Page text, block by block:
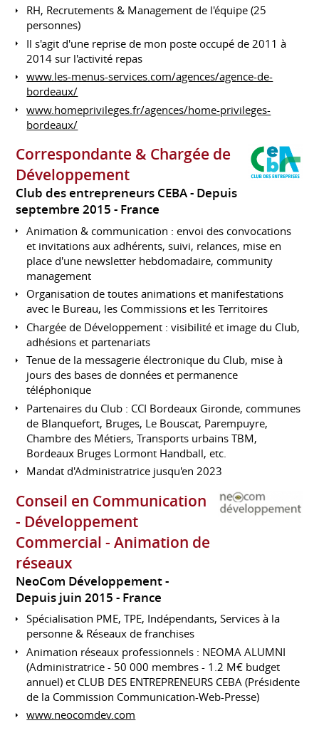
RH, Recrutements & Management de l'équipe (25
personnes)
Il s'agit d'une reprise de mon poste occupé de 2011 à
2014 sur l'activité repas
www.les-menus-services.com/agences/agence-de-
bordeaux/
www.homeprivileges.fr/agences/home-privileges-
bordeaux/
Correspondante & Chargée de
Développement
Club des entrepreneurs CEBA
Depuis
septembre 2015 France
Animation & communication : envoi des convocations
et invitations aux adhérents, suivi, relances, mise en
place d'une newsletter hebdomadaire, community
management
Organisation de toutes animations et manifestations
avec le Bureau, les Commissions et les Territoires
Chargée de Développement : visibilité et image du Club,
adhésions et partenariats
Tenue de la messagerie électronique du Club, mise à
jours des bases de données et permanence
téléphonique
Partenaires du Club : CCI Bordeaux Gironde, communes
de Blanquefort, Bruges, Le Bouscat, Parempuyre,
Chambre des Métiers, Transports urbains TBM,
Bordeaux Bruges Lormont Handball, etc.
Mandat d'Administratrice jusqu'en 2023
Conseil en Communication
- Développement
Commercial - Animation de
réseaux
NeoCom Développement
Depuis juin 2015 France
Spécialisation PME, TPE, Indépendants, Services à la
personne & Réseaux de franchises
Animation réseaux professionnels : NEOMA ALUMNI
(Administratrice - 50 000 membres - 1.2 M€ budget
annuel) et CLUB DES ENTREPRENEURS CEBA (Présidente
de la Commission Communication-Web-Presse)
www.neocomdev.com